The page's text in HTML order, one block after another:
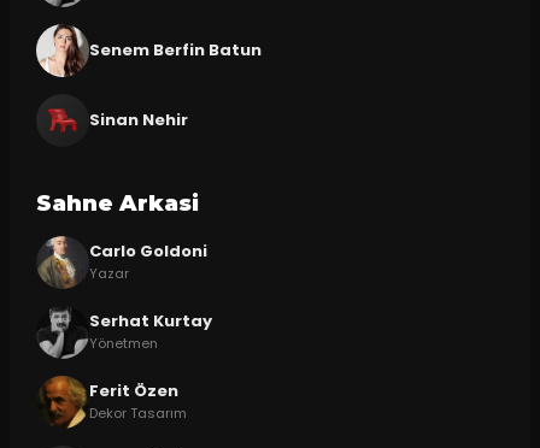
Senem Berfin Batun
Sinan Nehir
Sahne Arkasi
Carlo Goldoni
Yazar
Serhat Kurtay
Yönetmen
Ferit Özen
Dekor Tasarım